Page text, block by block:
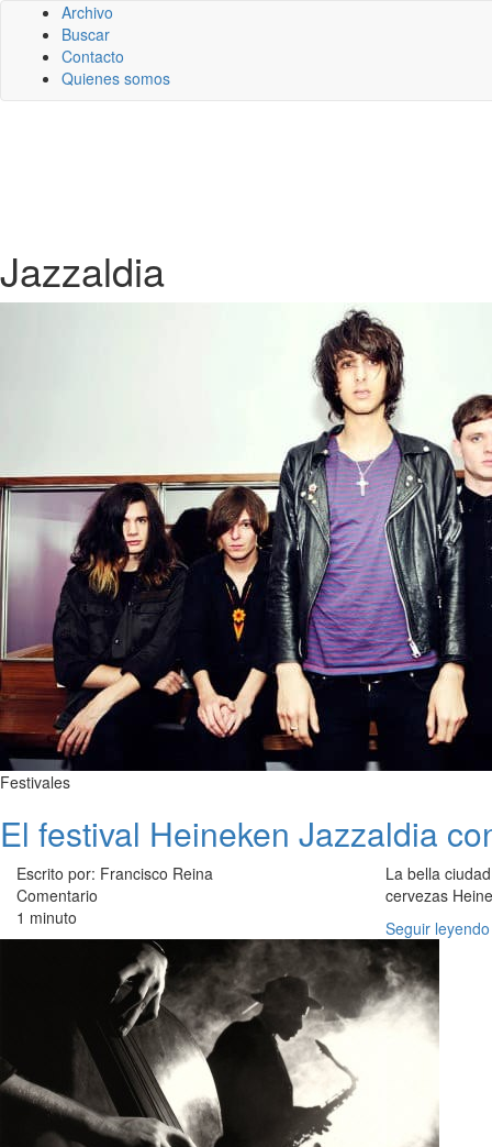
Archivo
Buscar
Contacto
Quienes somos
Jazzaldia
Festivales
El festival Heineken Jazzaldia
Escrito por: Francisco Reina
Comentario
1 minuto
La bella
cervezas
Seguir leyendo